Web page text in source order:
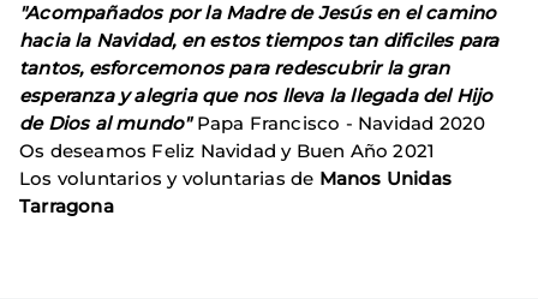
"Acompañados por la Madre de Jesús en el camino
hacia la Navidad, en estos tiempos tan dificiles para
tantos, esforcemonos para redescubrir la gran
esperanza y alegria que nos lleva la llegada del Hijo
de Dios al mundo"Papa Francisco - Navidad 2020
Os deseamos Feliz Navidad y Buen Año 2021
Los voluntarios y voluntarias de Manos Unidas
Tarragona